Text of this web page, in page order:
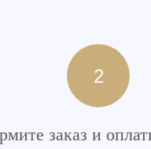
заказ и